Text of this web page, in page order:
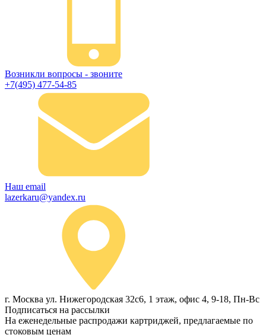
Возникли вопросы - звоните
+7(495) 477-54-85
Наш email
lazerkaru@yandex.ru
г. Москва ул. Нижегородская 32с6, 1 этаж, офис 4, 9-18, Пн-Вс
Подписаться на рассылки
На еженедельные распродажи картриджей, предлагаемые по
стоковым ценам